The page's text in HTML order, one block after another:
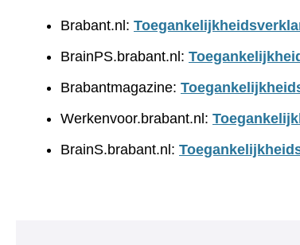
Brabant.nl:
BrainPS.brabant.nl:
Brabantmagazine:
Werkenvoor.brabant.nl:
BrainS.brabant.nl: